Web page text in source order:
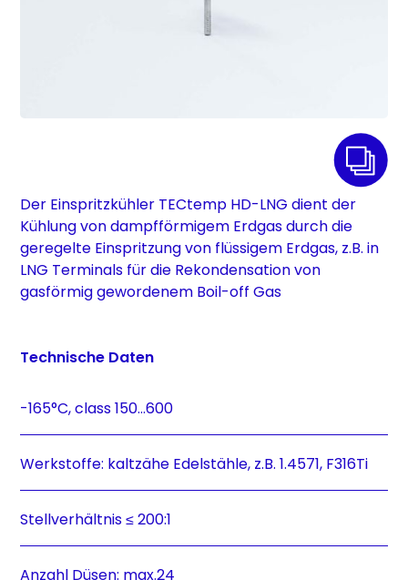
Der Einspritzkühler TECtemp HD-LNG dient der
Kühlung von dampfförmigem Erdgas durch die
geregelte Einspritzung von flüssigem Erdgas, z.B. in
LNG Terminals für die Rekondensation von
gasförmig gewordenem Boil-off Gas
Technische Daten
-165°C, class 150…600
Werkstoffe: kaltzähe Edelstähle, z.B. 1.4571, F316Ti
Stellverhältnis ≤ 200:1
Anzahl Düsen: max.24